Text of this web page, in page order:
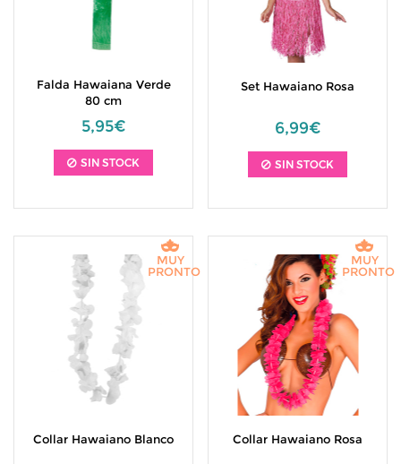
Falda Hawaiana Verde
80 cm
5,95€
SIN STOCK
Set Hawaiano Rosa
6,99€
SIN STOCK
Collar Hawaiano Blanco
MUY
PRONTO
Collar Hawaiano Rosa
MUY
PRONTO